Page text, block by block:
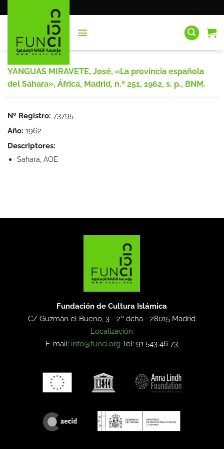
al
YANGUAS MIRAVETE, José, «La provincia española
del Sáhara», África, Madrid, n.º 251, 1962, s. p., BNM.
Nº Registro: 73795
Año: 1962
Descriptores:
Sahara, AOE
Fundación de Cultura Islámica
C/ Guzmán el Bueno, 3 - 2º dcha -28015 Madrid
Localización
E-mail: info@funci.org Tel: 91 543 46 73